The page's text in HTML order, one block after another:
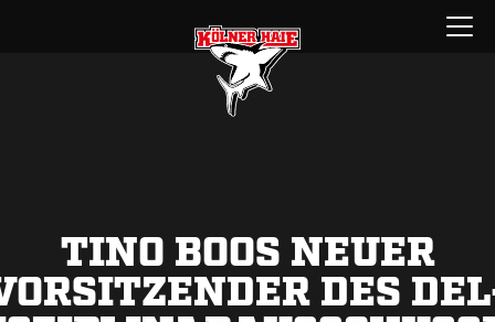
Menü
öffnen
TINO BOOS NEUER
DES